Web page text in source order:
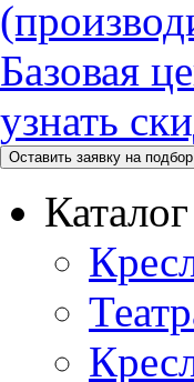
Базовая
узнать